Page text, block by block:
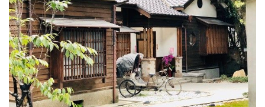
站
導
覽
陳
情
系
統